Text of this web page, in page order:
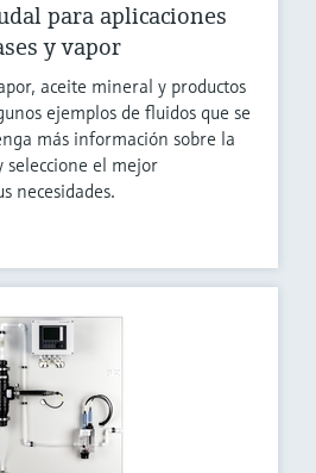
para aplicaciones
y vapor
aceite mineral y productos
ejemplos de fluidos que se
más información sobre la
seleccione el mejor
necesidades.